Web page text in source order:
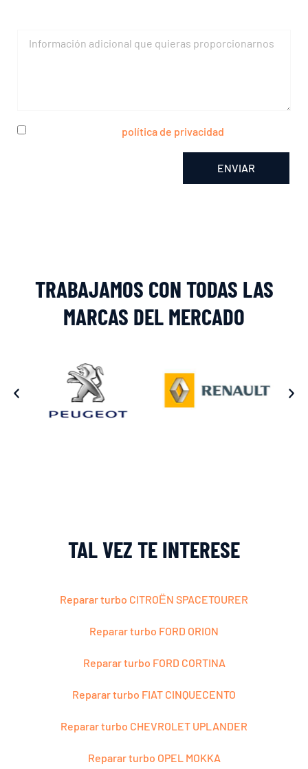
política de privacidad
ENVIAR
TRABAJAMOS CON TODAS LAS
MARCAS DEL MERCADO
TAL VEZ TE INTERESE
Reparar turbo CITROЁN SPACETOURER
Reparar turbo FORD ORION
Reparar turbo FORD CORTINA
Reparar turbo FIAT CINQUECENTO
Reparar turbo CHEVROLET UPLANDER
Reparar turbo OPEL MOKKA